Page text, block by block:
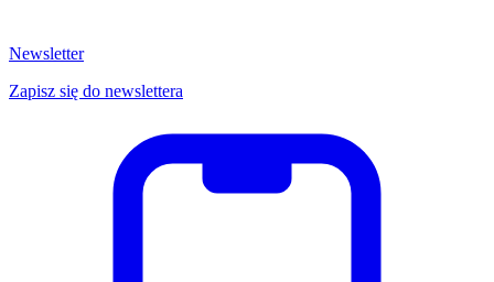
Newsletter
Zapisz się do newslettera